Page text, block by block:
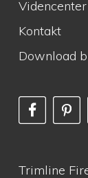
Videncenter
Kontakt
Download
Trimline